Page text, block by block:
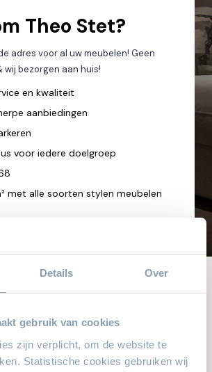
Details Over
gebruik van cookies
zijn verplicht, om de website te
Statistische cookies gebruiken wij
Theo Stet?
adres voor al uw meubelen! Geen
wij bezorgen aan huis!
en kwaliteit
aanbiedingen
voor iedere doelgroep
met alle soorten stylen meubelen
waar anderen naar zochten. Zit er iets